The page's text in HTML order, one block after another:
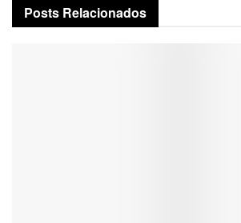
Posts Relacionados